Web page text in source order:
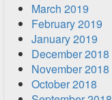
March 2019
February 2019
January 2019
December 2018
November 2018
October 2018